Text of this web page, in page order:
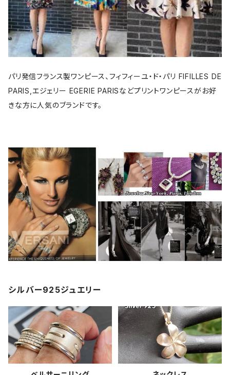
パリ発信フランス製ワンピース、フィフィーユ・ド・パリ FIFILLES DE
PARIS,エジェリー EGERIE PARISなどプリントワンピースがお好
きな方に人気のブランドです。
シルバー925ジュエリー